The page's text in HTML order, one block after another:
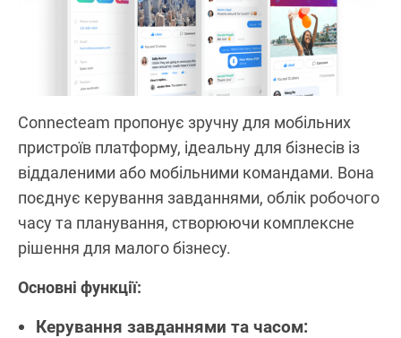
Connecteam пропонує зручну для мобільних
пристроїв платформу, ідеальну для бізнесів із
віддаленими або мобільними командами. Вона
поєднує керування завданнями, облік робочого
часу та планування, створюючи комплексне
рішення для малого бізнесу.
Основні функції:
Керування завданнями та часом: